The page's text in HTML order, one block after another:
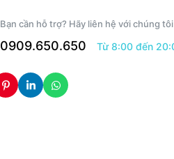
Bạn cần hỗ trợ? Hãy liên hệ với chúng tôi
0909.650.650 Từ 8:00 đến